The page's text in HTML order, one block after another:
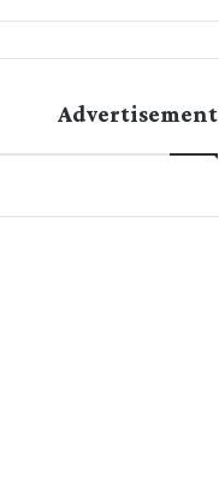
Advertisement